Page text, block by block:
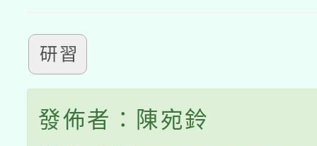
研習
發佈者：陳宛鈴